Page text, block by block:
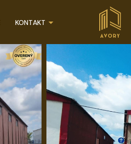
KONTAKT